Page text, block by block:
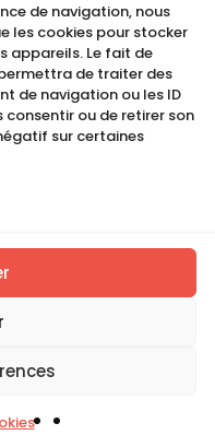
de navigation, nous
les cookies pour stocker
appareils. Le fait de
de traiter des
de navigation ou les ID
consentir ou de retirer son
sur certaines